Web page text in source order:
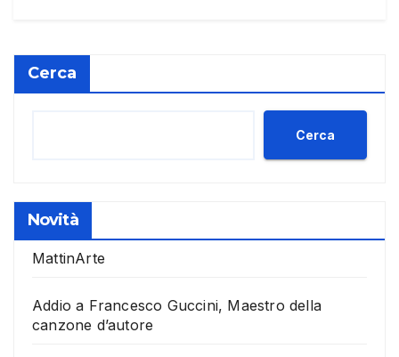
Cerca
Cerca
Novità
MattinArte
Addio a Francesco Guccini, Maestro della
canzone d’autore